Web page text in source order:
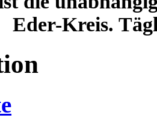
Eder-Kreis.